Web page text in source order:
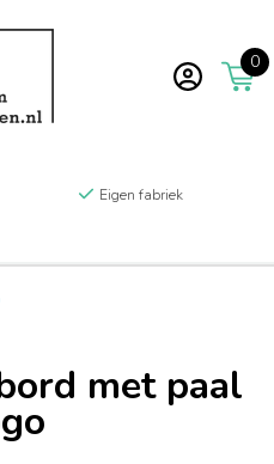
0
Eigen fabriek
met paal